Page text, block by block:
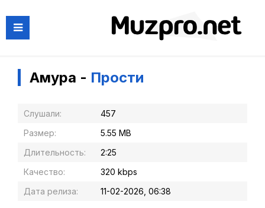
Амура - Прости
Слушали:
457
Размер:
5.55 MB
Длительность:
2:25
Качество:
320 kbps
Дата релиза:
11-02-2026, 06:38